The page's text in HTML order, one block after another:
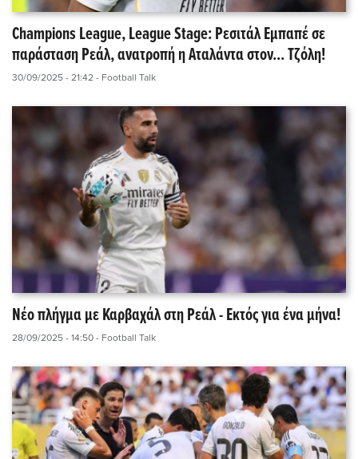
Champions League, League Stage: Ρεσιτάλ Εμπαπέ σε
παράσταση Ρεάλ, ανατροπή η Αταλάντα στον... Τζόλη!
30/09/2025 - 21:42 - Football Talk
Νέο πλήγμα με Καρβαχάλ στη Ρεάλ - Εκτός για ένα μήνα!
28/09/2025 - 14:50 - Football Talk